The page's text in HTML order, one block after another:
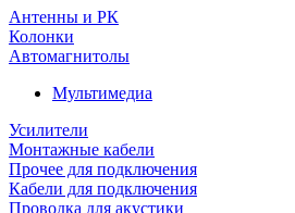
Антенны и РК
Колонки
Автомагнитолы
Мультимедиа
Усилители
Монтажные кабели
Прочее для подключения
Кабели для подключения
Проводка для акустики